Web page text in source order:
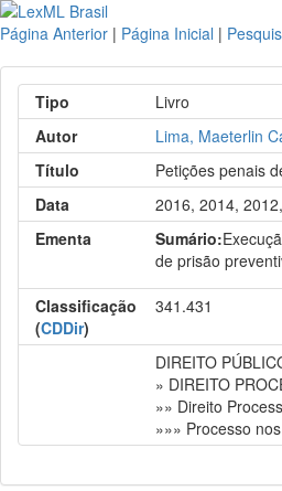
Página Anterior | Página Inicial |
Tipo
Livro
Autor
Lima, Maeterlin
Título
Petições penais
Data
2016, 2014,
Ementa
Sumário:
de prisão
Classificação
(CDDir)
341.431
DIREITO
» DIREITO
»» Direito
»»» Processo